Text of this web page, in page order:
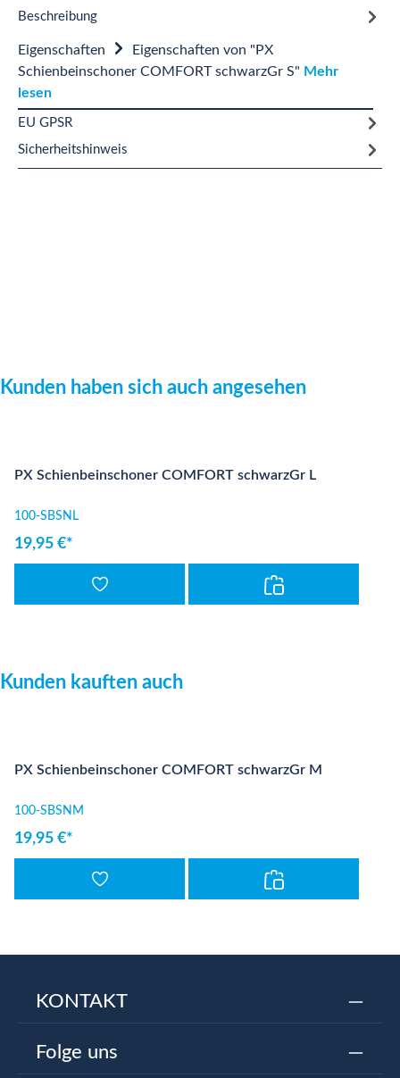
Beschreibung
Eigenschaften
Eigenschaften von "PX
Schienbeinschoner COMFORT schwarzGr S" Mehr
lesen
EU GPSR
Sicherheitshinweis
Produktgalerie überspringen
Kunden haben sich auch angesehen
PX Schienbeinschoner COMFORT schwarzGr L
100-SBSNL
19,95 €*
Produktgalerie überspringen
Kunden kauften auch
PX Schienbeinschoner COMFORT schwarzGr M
100-SBSNM
19,95 €*
KONTAKT
Folge uns